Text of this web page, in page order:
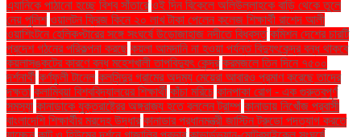
এ্যানিকে পাঠানো হচ্ছে বিশ্ব সাঁতারে ওই দিন বিকেলে অলিউল্লাহকে বাড়ি থেকে তুলে
নেয় পুলিশ ওয়ালটন ফ্রিজ কিনে ২০ লাখ টাকা পেলেন কলেজ শিক্ষার্থী রাশেদ আলী
ওয়াশিংটনে হেলিকপ্টারের সঙ্গে সংঘর্ষে উড়োজাহাজ নদীতে বিধ্বস্ত কমিশন দেশের চারটি
প্রদেশ গঠনের পরিকল্পনা করছে কয়লা আমদানি না হওয়া পর্যন্ত বিদ্যুৎকেন্দ্র বন্ধ থাকবে
কয়লাসঙ্কটের কারণে বন্ধ মহেশখালী তাপবিদ্যুৎ কেন্দ্র করমজলে তিন দিনে ৭৫০০
দর্শনার্থী কর্ণফুলী টানেল কলসিন্দুর গ্রামের অদম্য মেয়েরা আবারও প্রমাণ করেছে তাদের
দক্ষতা কলাম্বিয়া বিশ্ববিদ্যালয়ের শিক্ষার্থী কাঁচা মরিচে কানপাকা রোগ - এক গুরুত্বপুর্ণ
সমস্যা কানাডাকে যুক্তরাষ্ট্রের অঙ্গরাজ্য হতে বললেন ট্রাম্প কানাডায় নিখোঁজ প্রবাসী
বাংলাদেশি শিক্ষার্থীর মরদেহ উদ্ধার কানাডার প্রধানমন্ত্রী জাস্টিন ট্রুডো পদত্যাগ করতে